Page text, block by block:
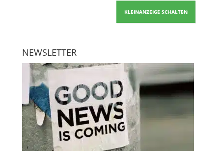
KLEINANZEIGE SCHALTEN
NEWSLETTER